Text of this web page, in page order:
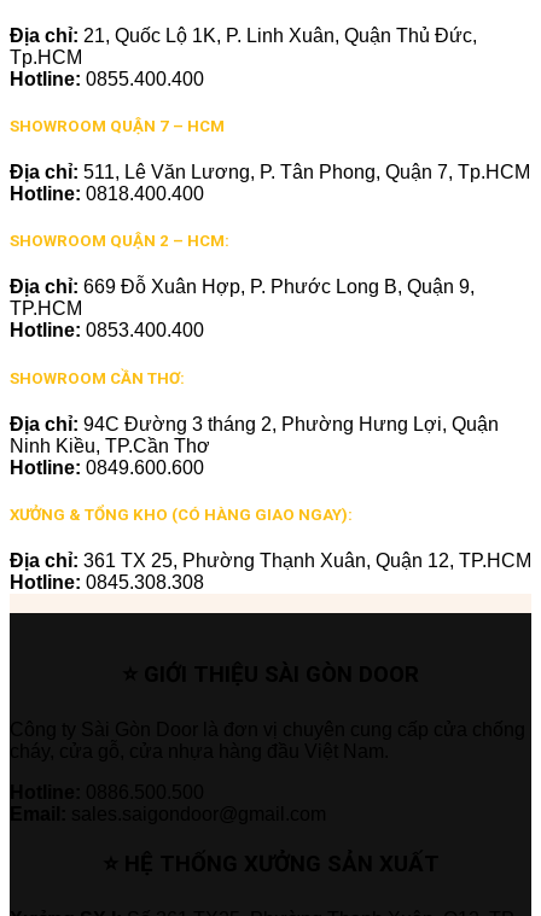
Địa chỉ: 21, Quốc Lộ 1K, P. Linh Xuân, Quận Thủ Đức,
Tp.HCM
Hotline: 0855.400.400
SHOWROOM QUẬN 7 – HCM
Địa chỉ: 511, Lê Văn Lương, P. Tân Phong, Quận 7, Tp.HCM
Hotline: 0818.400.400
SHOWROOM QUẬN 2 – HCM:
Địa chỉ: 669 Đỗ Xuân Hợp, P. Phước Long B, Quận 9,
TP.HCM
Hotline: 0853.400.400
SHOWROOM CẦN THƠ:
Địa chỉ: 94C Đường 3 tháng 2, Phường Hưng Lợi, Quận
Ninh Kiều, TP.Cần Thơ
Hotline: 0849.600.600
XƯỞNG & TỔNG KHO (CÓ HÀNG GIAO NGAY):
Địa chỉ: 361 TX 25, Phường Thạnh Xuân, Quận 12, TP.HCM
Hotline: 0845.308.308